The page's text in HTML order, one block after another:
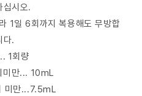
십시오.
1일 6회까지 복용해도 무방합
다.
1회량
미만... 10mL
미만...7.5mL